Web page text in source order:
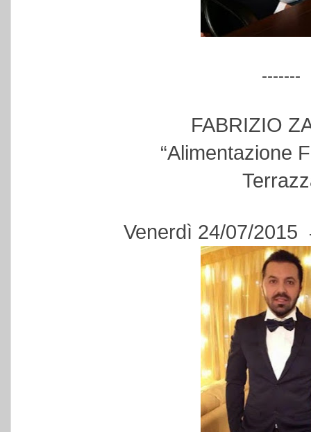
-------
FABRIZIO
“Alimentazione
Venerdì 24/07/2015